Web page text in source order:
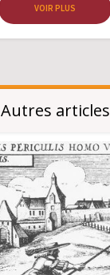
VOIR PLUS
Autres articles